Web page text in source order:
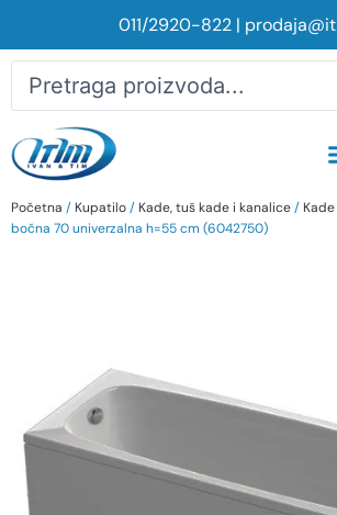
011/2920-822|
Početna / Kupatilo/ Kade, tuš kade i kanalice/ Kade
bočna 70 univerzalna h=55 cm (6042750)